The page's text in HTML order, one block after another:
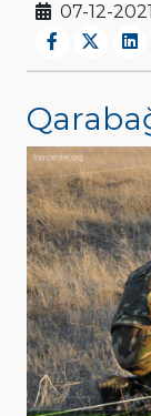
07-12-